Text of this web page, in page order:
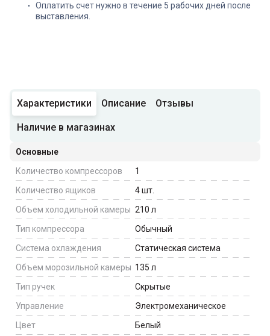
Оплатить счет нужно в течение 5 рабочих дней после
выставления.
Характеристики Описание Отзывы
Наличие в магазинах
Основные
Количество компрессоров
1
Количество ящиков
4шт.
Объем холодильной камеры 210 л
Тип компрессора
Обычный
Система охлаждения
Статическая система
Объем морозильной камеры 135 л
Тип ручек
Скрытые
Управление
Электромеханическое
Цвет
Белый